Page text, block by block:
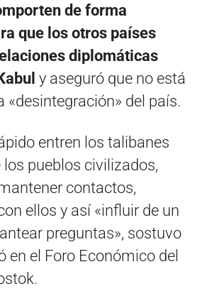
de forma
que los otros países
diplomáticas
y aseguró que no está
«desintegración» del país.
entren los talibanes
pueblos civilizados,
contactos,
ellos y así «influir de un
preguntas», sostuvo
en el Foro Económico del